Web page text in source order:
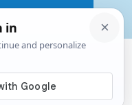
›
SPAN (SPAN